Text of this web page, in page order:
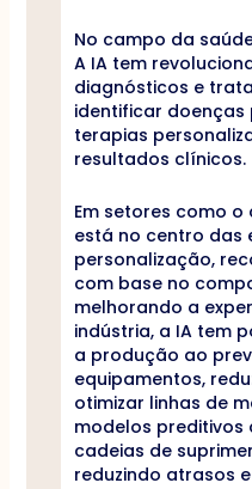
No campo da
A IA tem
diagnósticos e
identificar
terapias
resultados clínicos.
Em setores como o
está no centro das
personalização,
com base no
melhorando a
indústria, a IA tem
a produção ao
equipamentos,
otimizar linhas de
modelos preditivos
cadeias de
reduzindo atrasos